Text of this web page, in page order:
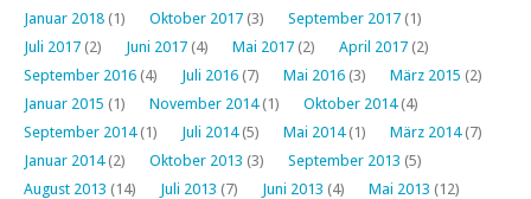
Januar 2018 (1) Oktober 2017 (3) September 2017 (1)
Juli 2017 (2) Juni 2017 (4) Mai 2017 (2) April 2017 (2)
September 2016 (4) Juli 2016 (7) Mai 2016 (3) März 2015 (2)
Januar 2015 (1) November 2014(1) Oktober 2014(4)
September 2014(1) Juli 2014(5) Mai 2014(1) März 2014(7)
Januar 2014(2) Oktober 2013 (3) September 2013 (5)
August 2013 (14) Juli 2013 (7) Juni 2013 (4) Mai 2013 (12)